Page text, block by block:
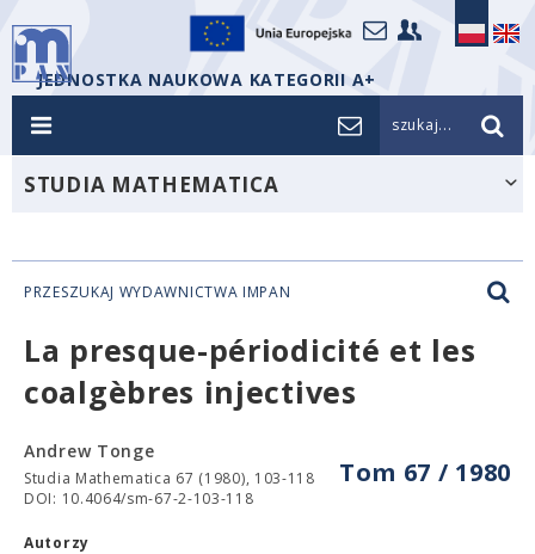
JEDNOSTKA NAUKOWA KATEGORII A+
szukaj...
STUDIA MATHEMATICA
PRZESZUKAJ WYDAWNICTWA IMPAN
La presque-périodicité et les
coalgèbres injectives
Tom 67 / 1980
Andrew Tonge
Studia Mathematica 67 (1980), 103-118
DOI: 10.4064/sm-67-2-103-118
Autorzy